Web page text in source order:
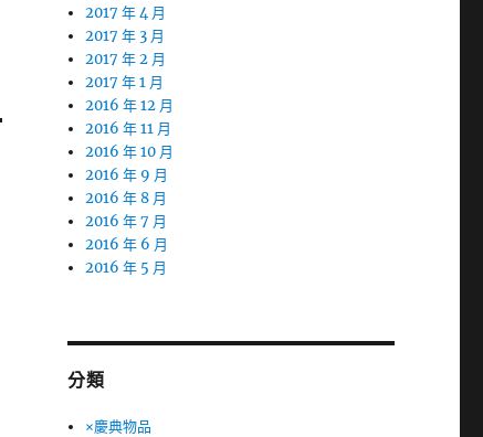
2017 年 4 月
2017 年 3 月
2017 年 2 月
2017 年 1 月
2016 年 12 月
2016 年 11 月
2016 年 10 月
2016 年 9 月
2016 年 8 月
2016 年 7 月
2016 年 6 月
2016 年 5 月
分類
×慶典物品